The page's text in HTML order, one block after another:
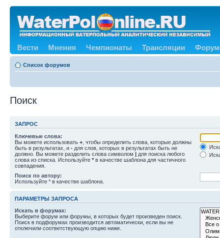
Вести Мнения Чемпионаты Трансляции Форум
Список форумов
Поиск
ЗАПРОС
Ключевые слова:
Вы можете использовать + , чтобы определить слова, которые должны
быть в результатах, и - для слов, которых в результатах быть не
должно. Вы можете разделить слова символом | для поиска любого
слова из списка. Используйте * в качестве шаблона для частичного
совпадения.
Поиск по автору:
Используйте * в качестве шаблона.
ПАРАМЕТРЫ ЗАПРОСА
Искать в форумах:
Выберите форум или форумы, в которых будет произведен поиск.
Поиск в подфорумах производится автоматически, если вы не
отключили соответствующую опцию ниже.